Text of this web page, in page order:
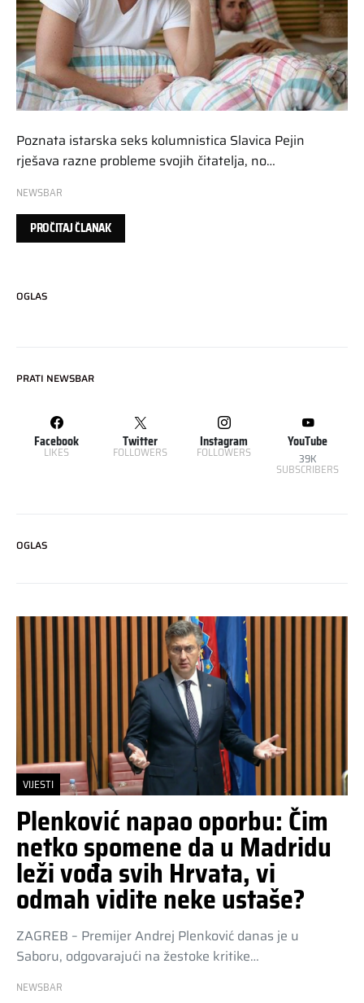
Poznata istarska seks kolumnistica Slavica Pejin
rješava razne probleme svojih čitatelja, no…
NEWSBAR
PROČITAJ ČLANAK
OGLAS
PRATI NEWSBAR
Facebook
LIKES
Twitter
FOLLOWERS
Instagram
FOLLOWERS
YouTube
39K
SUBSCRIBERS
OGLAS
VIJESTI
Plenković napao oporbu: Čim
netko spomene da u Madridu
leži vođa svih Hrvata, vi
odmah vidite neke ustaše?
ZAGREB – Premijer Andrej Plenković danas je u
Saboru, odgovarajući na žestoke kritike…
NEWSBAR